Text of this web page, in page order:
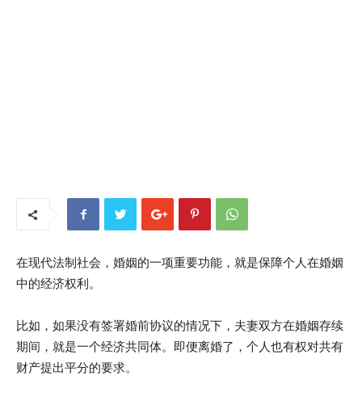
在现代法制社会，婚姻的一项重要功能，就是保障个人在婚姻
中的经济权利。
比如，如果没有签署婚前协议的情况下，夫妻双方在婚姻存续
期间，就是一个经济共同体。即便离婚了，个人也有权对共有
财产提出平分的要求。